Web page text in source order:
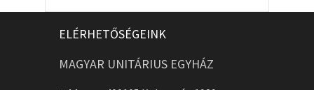
ELÉRHETŐSÉGEINK
MAGYAR UNITÁRIUS EGYHÁZ